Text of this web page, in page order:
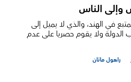
وإلى الناس
في الهند، والذي لا يميل إلى
الدولة ولا يقوم حصريا على عدم
راهول ماتان